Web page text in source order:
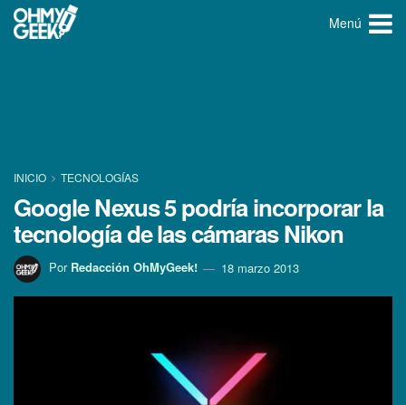
Menú
INICIO TECNOLOGÍ­AS
Google Nexus 5 podrí­a incorporar la
tecnologí­a de las cámaras Nikon
Por Redacción OhMyGeek! 18 marzo 2013